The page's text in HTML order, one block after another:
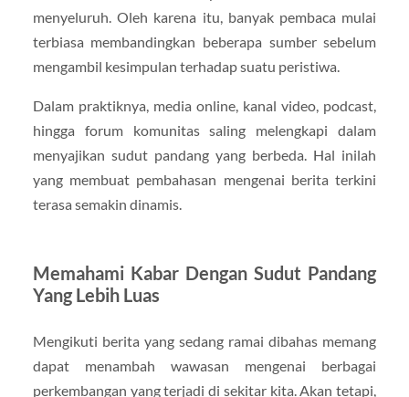
menyeluruh. Oleh karena itu, banyak pembaca mulai
terbiasa membandingkan beberapa sumber sebelum
mengambil kesimpulan terhadap suatu peristiwa.
Dalam praktiknya, media online, kanal video, podcast,
hingga forum komunitas saling melengkapi dalam
menyajikan sudut pandang yang berbeda. Hal inilah
yang membuat pembahasan mengenai berita terkini
terasa semakin dinamis.
Memahami Kabar Dengan Sudut Pandang
Yang Lebih Luas
Mengikuti berita yang sedang ramai dibahas memang
dapat menambah wawasan mengenai berbagai
perkembangan yang terjadi di sekitar kita. Akan tetapi,